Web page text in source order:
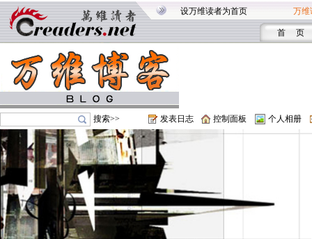
设万维读者为首页 万维
首 页
搜索>> 发表日志 控制面板 个人相册